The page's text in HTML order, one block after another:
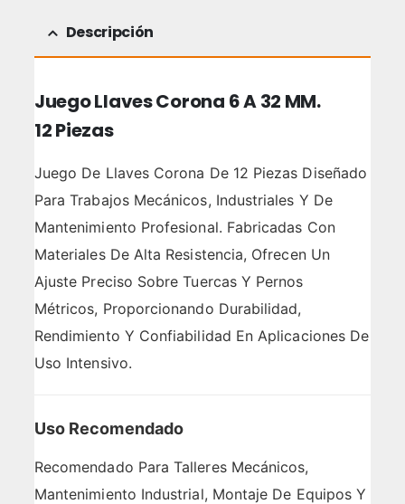
Descripción
Juego Llaves Corona 6 A 32 MM.
12 Piezas
Juego De Llaves Corona De 12 Piezas Diseñado
Para Trabajos Mecánicos, Industriales Y De
Mantenimiento Profesional. Fabricadas Con
Materiales De Alta Resistencia, Ofrecen Un
Ajuste Preciso Sobre Tuercas Y Pernos
Métricos, Proporcionando Durabilidad,
Rendimiento Y Confiabilidad En Aplicaciones De
Uso Intensivo.
Uso Recomendado
Recomendado Para Talleres Mecánicos,
Mantenimiento Industrial, Montaje De Equipos Y